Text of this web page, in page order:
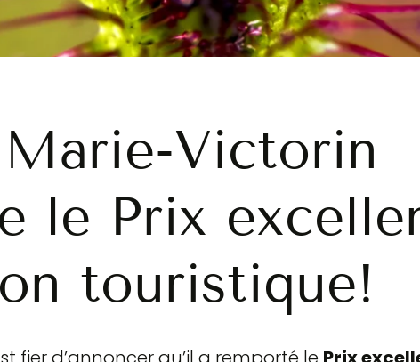
Victorin
le Prix
touristique!